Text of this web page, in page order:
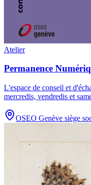
Atelier
Permanence
L'espace de conseil et
mercredis, vendredis et
OSEO Genève siège